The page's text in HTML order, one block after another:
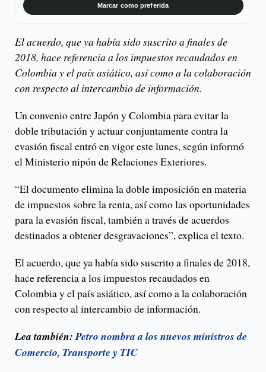
Marcar como preferida
El acuerdo, que ya había sido suscrito a finales de
2018, hace referencia a los impuestos recaudados en
Colombia y el país asiático, así como a la colaboración
con respecto al intercambio de información.
Un convenio entre Japón y Colombia para evitar la
doble tributación y actuar conjuntamente contra la
evasión fiscal entró en vigor este lunes, según informó
el Ministerio nipón de Relaciones Exteriores.
“El documento elimina la doble imposición en materia
de impuestos sobre la renta, así como las oportunidades
para la evasión fiscal, también a través de acuerdos
destinados a obtener desgravaciones”, explica el texto.
El acuerdo, que ya había sido suscrito a finales de 2018,
hace referencia a los impuestos recaudados en
Colombia y el país asiático, así como a la colaboración
con respecto al intercambio de información.
Lea también:Petro nombra a los nuevos ministros de
Comercio, Transporte y TIC